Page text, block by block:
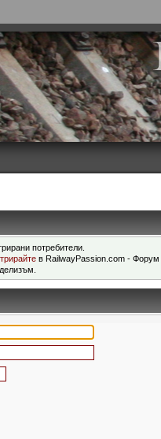
потребители.
в RailwayPassion.com - Форум